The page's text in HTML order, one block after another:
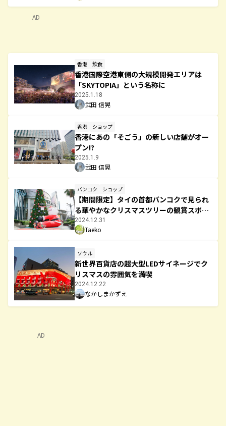
AD
香港 飲食
香港国際空港東側の大規模開発エリアは
「SKYTOPIA」という名称に
2025.1.18
武田 信晃
香港 ショップ
香港にあの「そごう」の新しい店舗がオー
プン!?
2025.1.9
武田 信晃
バンコク ショップ
【期間限定】タイの首都バンコクで見られ
る華やかなクリスマスツリーの観賞スポッ
トについて
2024.12.31
Taeko
ソウル
新世界百貨店の超大型LEDサイネージでク
リスマスの雰囲気を満喫
2024.12.22
なかしまかずえ
AD